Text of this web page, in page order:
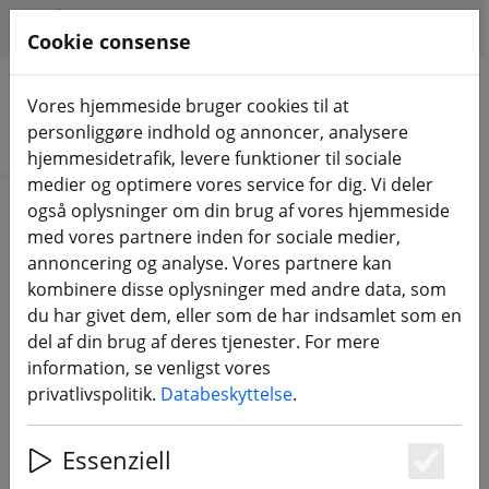
Søg efter produkter
Home Komponenter
FPV-dronekomponenter
461 Products
Unterkategorien
RAMMER
Cookie consense
Vores hjemmeside bruger cookies til at
personliggøre indhold og annoncer, analysere
hjemmesidetrafik, levere funktioner til sociale
medier og optimere vores service for dig. Vi deler
også oplysninger om din brug af vores hjemmeside
med vores partnere inden for sociale medier,
annoncering og analyse. Vores partnere kan
kombinere disse oplysninger med andre data, som
du har givet dem, eller som de har indsamlet som en
del af din brug af deres tjenester. For mere
information, se venligst vores
privatlivspolitik. Databeskyttelse.
Essenziell